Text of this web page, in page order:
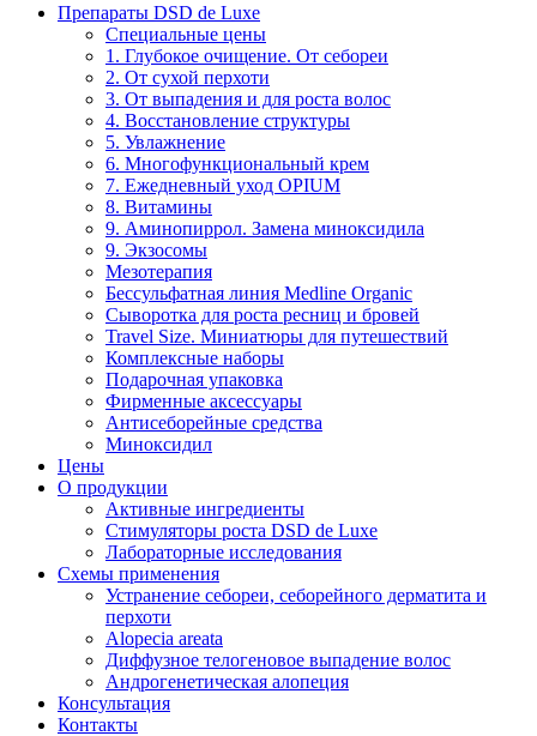
Препараты DSD de Luxe
Специальные цены
1. Глубокое очищение. От себореи
2. От сухой перхоти
3. От выпадения и для роста волос
4. Восстановление структуры
5. Увлажнение
6. Многофункциональный крем
7. Ежедневный уход OPIUM
8. Витамины
9. Аминопиррол. Замена миноксидила
9. Экзосомы
Мезотерапия
Бессульфатная линия Medline Organic
Сыворотка для роста ресниц и бровей
Travel Size. Миниатюры для путешествий
Комплексные наборы
Подарочная упаковка
Фирменные аксессуары
Антисеборейные средства
Миноксидил
Цены
О продукции
Активные ингредиенты
Стимуляторы роста DSD de Luxe
Лабораторные исследования
Схемы применения
Устранение себореи, себорейного дерматита и
перхоти
Alopecia areata
Диффузное телогеновое выпадение волос
Андрогенетическая алопеция
Консультация
Контакты